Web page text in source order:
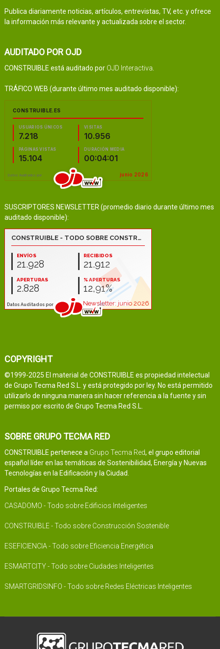
Publica diariamente noticias, artículos, entrevistas, TV, etc. y ofrece
la información más relevante y actualizada sobre el sector.
AUDITADO POR OJD
CONSTRUIBLE está auditado por OJD Interactiva.
TRÁFICO WEB (durante último mes auditado disponible):
SUSCRIPTORES NEWSLETTER (promedio diario durante último mes
auditado disponible):
COPYRIGHT
©1999-2025 El material de CONSTRUIBLE es propiedad intelectual
de Grupo Tecma Red S.L. y está protegido por ley. No está permitido
utilizarlo de ninguna manera sin hacer referencia a la fuente y sin
permiso por escrito de Grupo Tecma Red S.L.
SOBRE GRUPO TECMA RED
CONSTRUIBLE pertenece a Grupo Tecma Red, el grupo editorial
español líder en las temáticas de Sostenibilidad, Energía y Nuevas
Tecnologías en la Edificación y la Ciudad.
Portales de Grupo Tecma Red:
CASADOMO - Todo sobre Edificios Inteligentes
CONSTRUIBLE - Todo sobre Construcción Sostenible
ESEFICIENCIA - Todo sobre Eficiencia Energética
ESMARTCITY - Todo sobre Ciudades Inteligentes
SMARTGRIDSINFO - Todo sobre Redes Eléctricas Inteligentes